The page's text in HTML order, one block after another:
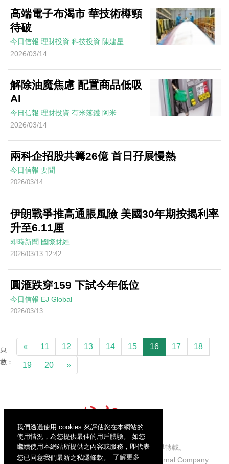
我們透過使用 cookies 來評估您在本網站的
使用情況，為您提供最佳的用戶體驗。 如您
繼續使用本網站所提供之內容或服務，即代表
您已同意我們最新之私隱條款。
了解更多
高端電子布渴市 華技術樽頸
待破
今日信報 理財投資 科技投資 陳建星
2026/03/14
解除油魔焦慮 配置商品低吸
AI
今日信報 理財投資 有米落鑊 阿米
2026/03/14
兩科企招股共籌26億 首日孖展慢熱
今日信報 要聞
2026/03/14
伊朗戰爭推高通脹風險 美國30年期按揭利率
升至6.11厘
即時新聞 國際財經
2026/03/13 12:42
圓滙跌穿159 下試今年低位
今日信報 EJ Global
2026/03/13
頁
數：
« 11 12 13 14 15 16 17 18
19 20 »
信報財經新聞有限公司版權所有，不得轉載。
Copyright © 2026 Hong Kong Economic Journal Company